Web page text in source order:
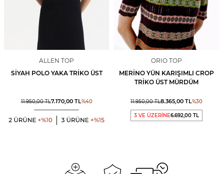
ALLEN TOP
SIYAH POLO YAKA TRIKO ÜST
11.950,00TL7.170,00TL%40
ORIO TOP
MERINO YÜN KARIŞIMLI CROP
TRIKO ÜST MÜRDÜM
11.950,00TL8.365,00 TL%30
3 VE ÜZERİNE6.692,00 TL